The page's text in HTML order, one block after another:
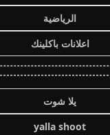
الرياضية
اعلانات باكلينك
يلا شوت
yalla shoot